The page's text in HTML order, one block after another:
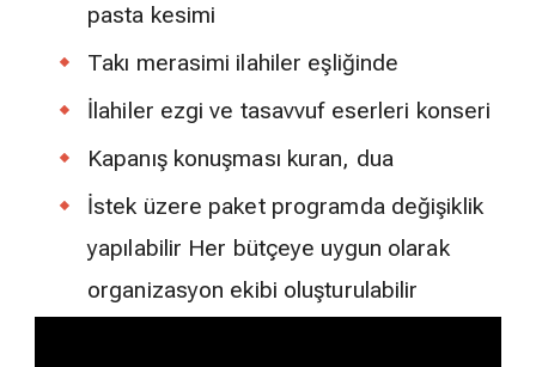
pasta kesimi
Takı merasimi ilahiler eşliğinde
İlahiler ezgi ve tasavvuf eserleri konseri
Kapanış konuşması kuran, dua
İstek üzere paket programda değişiklik
yapılabilir Her bütçeye uygun olarak
organizasyon ekibi oluşturulabilir